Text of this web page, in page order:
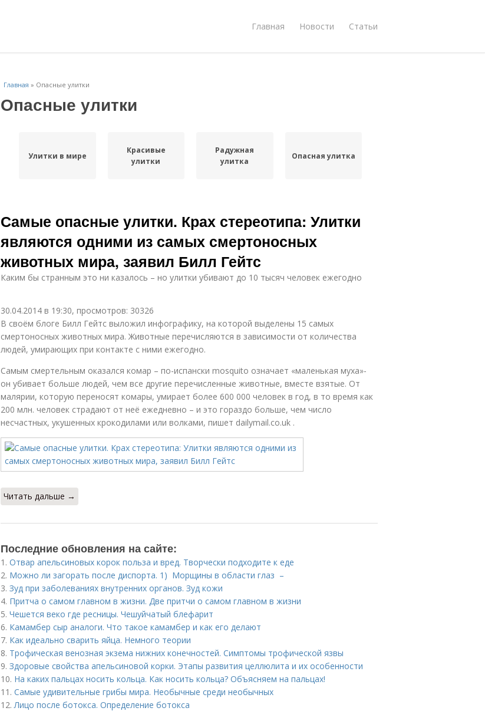
Главная Новости Статьи
Главная » Опасные улитки
Опасные улитки
Улитки в мире
Красивые
улитки
Радужная
улитка
Опасная улитка
Самые опасные улитки. Крах стереотипа: Улитки
являются одними из самых смертоносных
животных мира, заявил Билл Гейтс
Каким бы странным это ни казалось – но улитки убивают до 10 тысяч человек ежегодно
30.04.2014 в 19:30, просмотров: 30326
В своём блоге Билл Гейтс выложил инфографику, на которой выделены 15 самых
смертоносных животных мира. Животные перечисляются в зависимости от количества
людей, умирающих при контакте с ними ежегодно.
Самым смертельным оказался комар – по-испански mosquito означает «маленькая муха»-
он убивает больше людей, чем все другие перечисленные животные, вместе взятые. От
малярии, которую переносят комары, умирает более 600 000 человек в год, в то время как
200 млн. человек страдают от неё ежедневно – и это гораздо больше, чем число
несчастных, укушенных крокодилами или волками, пишет dailymail.co.uk .
Читать дальше →
Последние обновления на сайте:
1. Отвар апельсиновых корок польза и вред. Творчески подходите к еде
2. Можно ли загорать после диспорта. 1) Морщины в области глаз –
3. Зуд при заболеваниях внутренних органов. Зуд кожи
4. Притча о самом главном в жизни. Две притчи о самом главном в жизни
5. Чешется веко где ресницы. Чешуйчатый блефарит
6. Камамбер сыр аналоги. Что такое камамбер и как его делают
7. Как идеально сварить яйца. Немного теории
8. Трофическая венозная экзема нижних конечностей. Симптомы трофической язвы
9. Здоровые свойства апельсиновой корки. Этапы развития целлюлита и их особенности
10. На каких пальцах носить кольца. Как носить кольца? Объясняем на пальцах!
11. Самые удивительные грибы мира. Необычные среди необычных
12.Лицо после ботокса. Определение ботокса